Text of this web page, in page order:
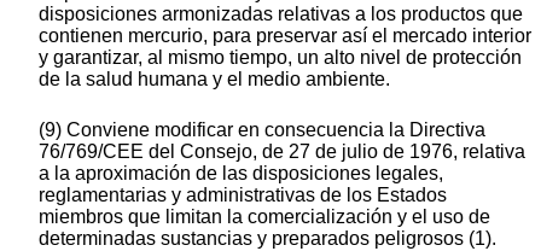
disposiciones armonizadas relativas a los productos que
contienen mercurio, para preservar así el mercado interior
y garantizar, al mismo tiempo, un alto nivel de protección
de la salud humana y el medio ambiente.
(9) Conviene modificar en consecuencia la Directiva
76/769/CEE del Consejo, de 27 de julio de 1976, relativa
a la aproximación de las disposiciones legales,
reglamentarias y administrativas de los Estados
miembros que limitan la comercialización y el uso de
determinadas sustancias y preparados peligrosos (1).